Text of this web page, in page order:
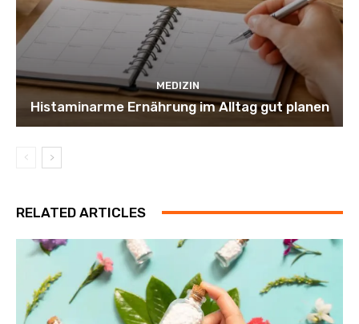
MEDIZIN
Histaminarme Ernährung im Alltag gut planen
RELATED ARTICLES